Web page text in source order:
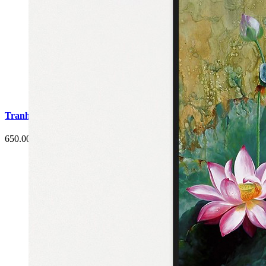
Tranh Cá Chép Hoa Sen Phòng Ăn G2
650.000 đ